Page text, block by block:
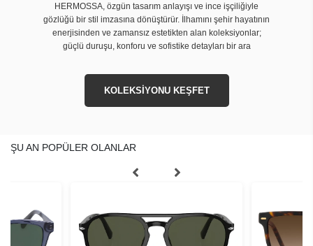
HERMOSSA, özgün tasarım anlayışı ve ince işçiliğiyle
gözlüğü bir stil imzasına dönüştürür. İlhamını şehir hayatının
enerjisinden ve zamansız estetikten alan koleksiyonlar;
güçlü duruşu, konforu ve sofistike detayları bir ara
KOLEKSİYONU KEŞFET
ŞU AN POPÜLER OLANLAR